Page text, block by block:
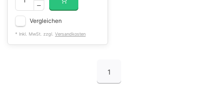
Vergleichen
* Inkl. MwSt. zzgl. Versandkosten
1